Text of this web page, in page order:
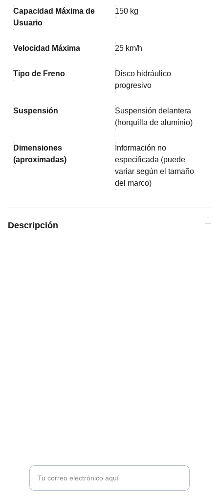
Capacidad Máxima de
Usuario
150 kg
Velocidad Máxima 25 km/h
Tipo de Freno
Disco hidráulico
progresivo
Suspensión
Suspensión delantera
(horquilla de aluminio)
Dimensiones
(aproximadas)
Información no
especificada (puede
variar según el tamaño
del marco)
Descripción